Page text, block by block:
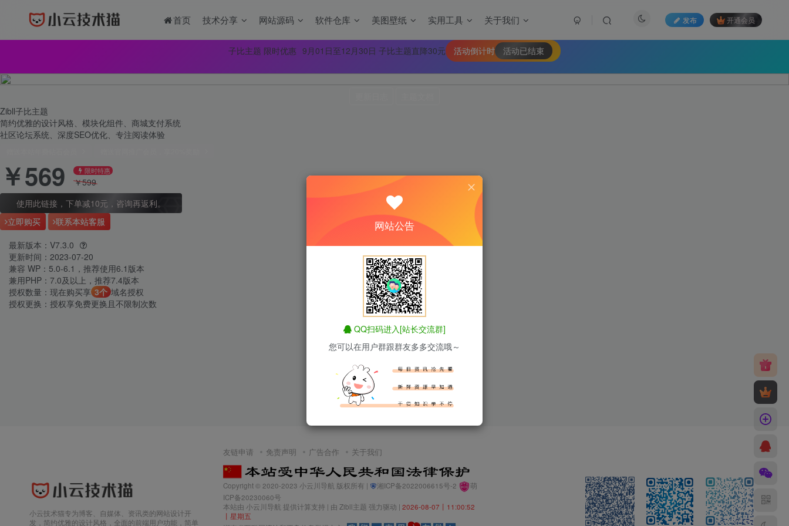
首页 技术分享 网站源码 软件仓库 美图壁纸 实用工具 关于我们 发布 开通会员
子比主题 限时优惠 9月01日至12月30日 子比主题直降30元 活动倒计时 活动已结束
Zibll子比主题
简约优雅的设计风格、模块化组件、商城支付系统
社区论坛系统、深度SEO优化、专注阅读体验
￥569 限时特惠
￥599
使用此链接，下单减10元，咨询再返利。
立即购买
联系本站客服
最新版本：V7.3.0
更新时间：2023-07-20
兼容 WP：5.0-6.1，推荐使用6.1版本
兼用PHP：7.0及以上，推荐7.4版本
授权数量：现在购买享 3个 域名授权
授权更换：授权享免费更换且不限制次数
小云技术猫专为博客、自媒体、资讯类的网站设计开
发，简约优雅的设计风格，全面的前端用户功能，简单
友链申请 免责声明 广告合作 关于我们
Copyright © 2020-2023 小云川导航 版权所有 | 湘ICP备2022006615号-2
萌
ICP备20230060号
本站由 小云川导航 提供计算支持 | 由 Zibll主题 强力驱动 | 2026-08-07丨11:00:52
丨星期五
网站公告
QQ扫码进入[站长交流群]
您可以在用户群跟群友多多交流哦～